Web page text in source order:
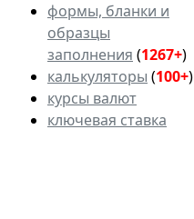
формы, бланки и
образцы
заполнения (1267+)
калькуляторы (100+)
курсы валют
ключевая ставка